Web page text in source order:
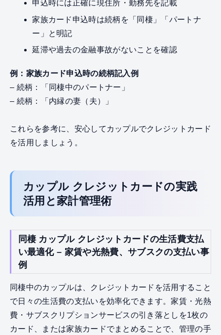
申込時には正確に現住所・勤務先を記載
家族カード申込時は続柄を「同棲」「パートナ
ー」と明記
延滞や過去の金融事故がないことを確認
例：家族カード申込時の続柄記入例
– 続柄：「同棲中のパートナー」
– 続柄：「内縁の妻（夫）」
これらを参考に、安心してカップルでクレジットカード
を活用しましょう。
カップル クレジットカードの実践
活用と家計管理術
同棲 カップル クレジットカードの生活費支払
い最適化 – 家賃や光熱費、サブスクの支払い事
例
同棲中のカップルは、クレジットカードを活用すること
で日々の生活費の支払いを効率化できます。家賃・光熱
費・サブスクリプションサービスの引き落としを1枚の
カード、または家族カードでまとめることで、管理の手